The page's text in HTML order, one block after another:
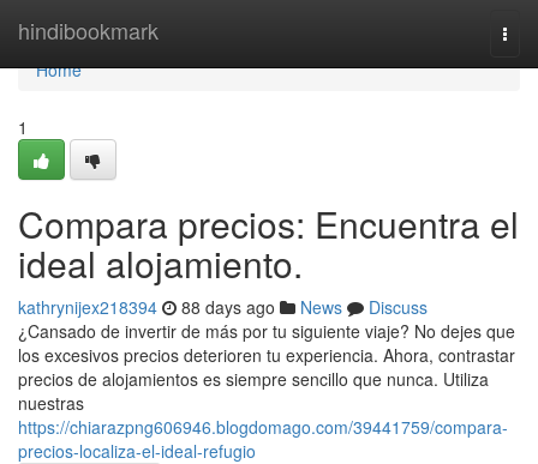
hindibookmark
Home
Home
1
Compara precios: Encuentra el
ideal alojamiento.
kathrynijex218394 88 days ago News
Discuss
¿Cansado de invertir de más por tu siguiente viaje? No dejes que
los excesivos precios deterioren tu experiencia. Ahora, contrastar
precios de alojamientos es siempre sencillo que nunca. Utiliza
nuestras
https://chiarazpng606946.blogdomago.com/39441759/compara-
precios-localiza-el-ideal-refugio